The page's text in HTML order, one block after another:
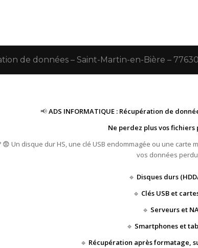
de données – Saint-Martin-en-Bière – 77630
📢ADS INFORMATIQUE : Récupération de
Ne perdez plus vos fichiers
Un disque dur HS, une clé USB endommagée ou une carte
vos données
🔹 Disques durs
🔹 Clés USB et
🔹 Serveurs et
🔹 Smartphones et
🔹 Récupération après formatage,